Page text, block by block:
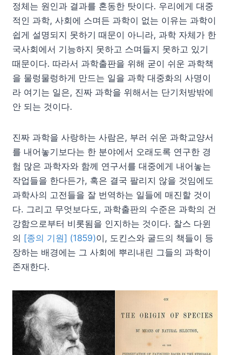
정체는 원인과 결과를 혼동한 탓이다. 우리에게 대중
적인 과학, 사회에 스며든 과학이 없는 이유는 과학이
쉽게 설명되지 못하기 때문이 아니라, 과학 자체가 한
국사회에서 기능하지 못하고 스며들지 못하고 있기
때문이다. 따라서 과학출판을 위해 굳이 쉬운 과학책
을 물렁물렁하게 만드는 일을 과학 대중화의 사명이
라 여기는 일은, 진짜 과학을 위해서는 단기처방밖에
안 되는 것이다.
진짜 과학을 사랑하는 사람은, 부러 쉬운 과학교양서
를 내어놓기보다는 한 분야에서 오래도록 연구한 경
험 많은 과학자와 함께 연구서를 대중에게 내어놓는
작업들을 한다든가, 혹은 결국 팔리지 않을 것임에도
과학사의 고전들을 잘 번역하는 일들에 매진할 것이
다. 그리고 무엇보다도, 과학출판의 수준은 과학의 건
강함으로부터 비롯됨을 인지하는 것이다. 찰스 다윈
의 [종의 기원] (1859)이, 도킨스와 굴드의 책들이 등
장하는 배경에는 그 사회에 뿌리내린 그들의 과학이
존재한다.